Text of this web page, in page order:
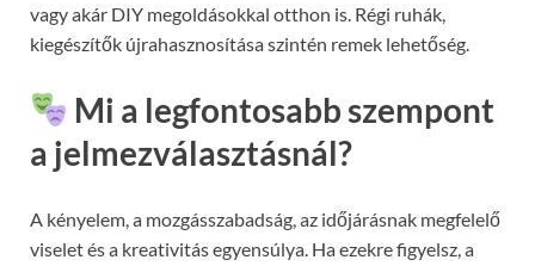
vagy akár DIY megoldásokkal otthon is. Régi ruhák,
kiegészítők újrahasznosítása szintén remek lehetőség.
Mi a legfontosabb szempont
a jelmezválasztásnál?
A kényelem, a mozgásszabadság, az időjárásnak megfelelő
viselet és a kreativitás egyensúlya. Ha ezekre figyelsz, a